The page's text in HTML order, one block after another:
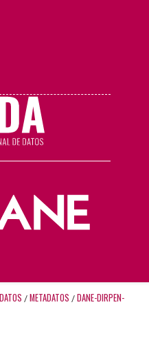
/ METADATOS / DANE-DIRPEN-